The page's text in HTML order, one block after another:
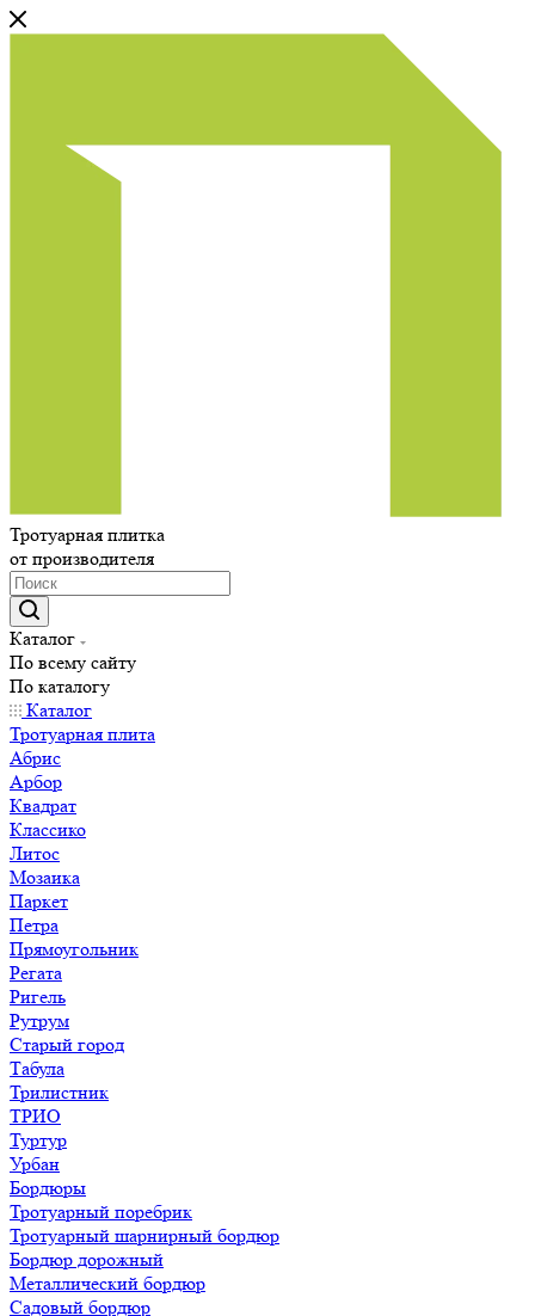
Тротуарная плитка
от производителя
Каталог
По всему сайту
По каталогу
Каталог
Тротуарная плита
Абрис
Арбор
Квадрат
Классико
Литос
Мозаика
Паркет
Петра
Прямоугольник
Регата
Ригель
Рутрум
Старый город
Табула
Трилистник
ТРИО
Туртур
Урбан
Бордюры
Тротуарный поребрик
Тротуарный шарнирный бордюр
Бордюр дорожный
Металлический бордюр
Садовый бордюр